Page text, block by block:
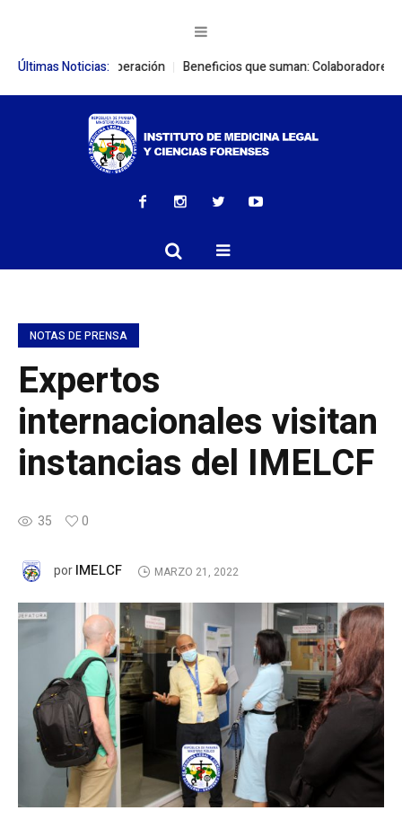
Últimas Noticias:
de cooperación Beneficios que suman: Colaboradores del
NOTAS DE PRENSA
Expertos
internacionales visitan
instancias del IMELCF
35 0
porIMELCF MARZO 21, 2022